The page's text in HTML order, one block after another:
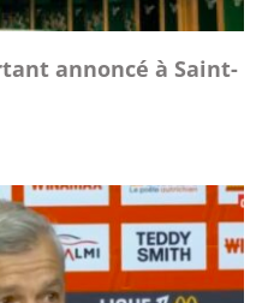
annoncé à Saint-